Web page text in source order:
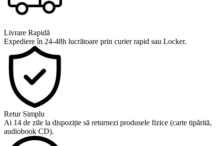
Livrare Rapidă
Expediere în 24-48h lucrătoare prin curier rapid sau Locker.
Retur Simplu
Ai 14 de zile la dispoziție să returnezi produsele fizice (carte tipărită,
audiobook CD).